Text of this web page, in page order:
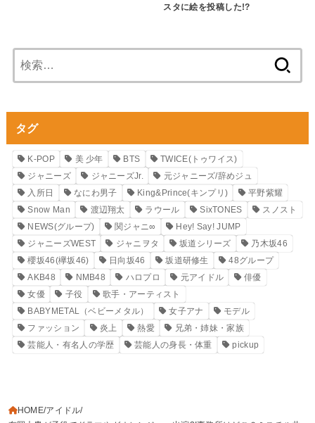
スタに絵を投稿した!?
索:
タグ
K-POP 美 少年 BTS
TWICE(トゥワイス)
ジャニーズ
ジャニーズJr.
元ジャニーズ/辞めジュ
入所日
なにわ男子 King&Prince(キンプリ)
平野紫耀
Snow Man
渡辺翔太 ラウール SixTONES
スノスト
NEWS(グループ)
関ジャニ∞
Hey! Say! JUMP
ジャニーズWEST
ジャニヲタ 坂道シリーズ
乃木坂46
櫻坂46(欅坂46)
日向坂46 坂道研修生
48グループ
AKB48
NMB48 ハロプロ 元アイドル
俳優
女優
子役
歌手・アーティスト
BABYMETAL（ベビーメタル）
女子アナ
モデル
ファッション
炎上 熱愛
兄弟・姉妹・家族
芸能人・有名人の学歴
芸能人の身長・体重 pickup
HOME アイドル